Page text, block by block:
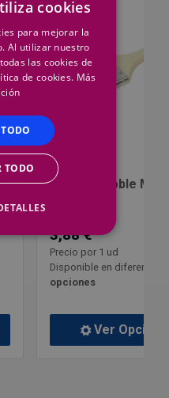
TITAN
Paletina Doble
3,88 €
Precio por 1 ud
Disponible en diferentes
opciones
Ver
cookies
para mejorar la
Al utilizar nuestro
las cookies de
de cookies. Más
TODO